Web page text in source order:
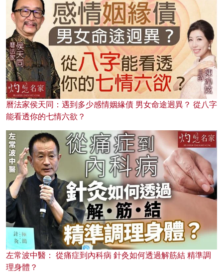
曆法家侯天同：遇到多少感情姻緣債 男女命途迥異？ 從八字
能看透你的七情六欲？
左常波中醫： 從痛症到內科病 針灸如何透過解筋結 精準調
理身體？